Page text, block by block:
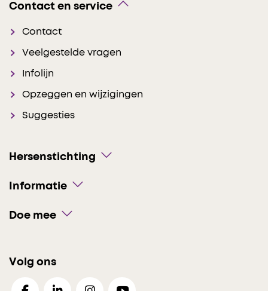
Contact en service
Contact
Veelgestelde vragen
Infolijn
Opzeggen en wijzigingen
Suggesties
Hersenstichting
Informatie
Doe mee
Volg ons